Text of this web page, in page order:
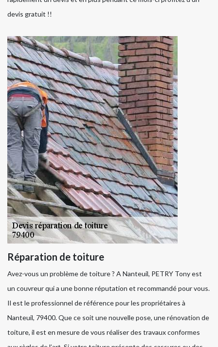
devis gratuit !!
Réparation de toiture
Avez-vous un problème de toiture ? A Nanteuil, PETRY Tony est
un couvreur qui a une bonne réputation et recommandé pour vous.
Il est le professionnel de référence pour les propriétaires à
Nanteuil, 79400. Que ce soit une nouvelle pose, une rénovation de
toiture, il est en mesure de vous réaliser des travaux conformes